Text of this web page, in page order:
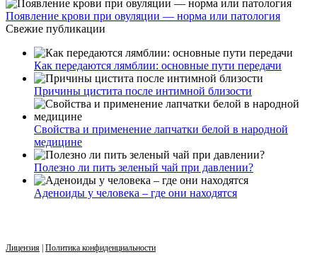
Появление крови при овуляции — норма или патология
Свежие публикации
Как передаются лямблии: основные пути передачи
Причины цистита после интимной близости
Свойства и применение лапчатки белой в народной
медицине
Полезно ли пить зеленый чай при давлении?
Аденоиды у человека – где они находятся
Лицензия | Политика конфиденциальности